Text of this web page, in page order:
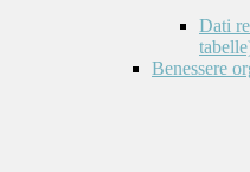
Dati
Benessere